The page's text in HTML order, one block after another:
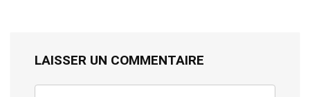
LAISSER UN COMMENTAIRE